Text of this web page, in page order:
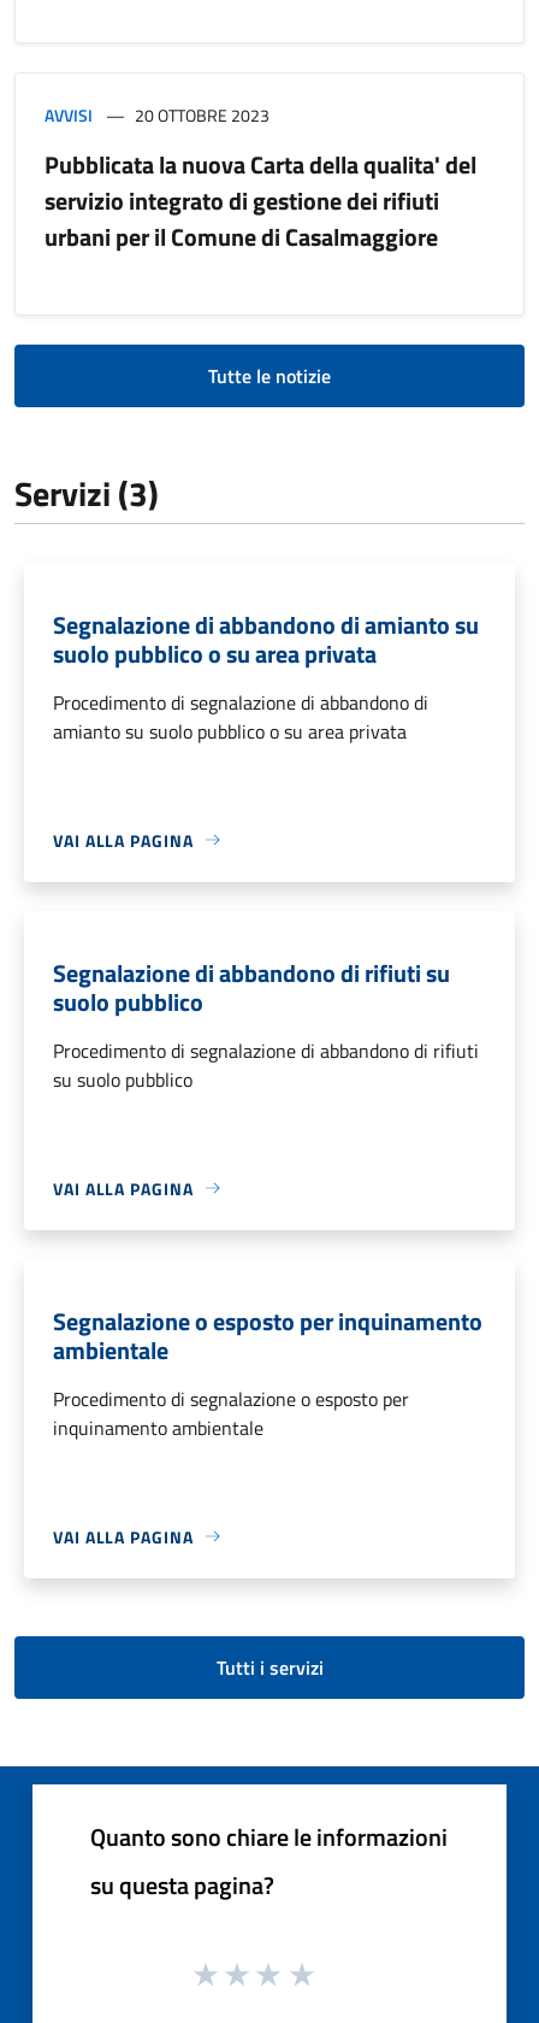
AVVISI 20 OTTOBRE 2023
Pubblicata la nuova Carta della qualita' del
servizio integrato di gestione dei rifiuti
urbani per il Comune di Casalmaggiore
Tutte le notizie
Servizi (3)
Segnalazione di abbandono di amianto su
suolo pubblico o su area privata
Procedimento di segnalazione di abbandono di
amianto su suolo pubblico o su area privata
VAI ALLA PAGINA
Segnalazione di abbandono di rifiuti su
suolo pubblico
Procedimento di segnalazione di abbandono di rifiuti
su suolo pubblico
VAI ALLA PAGINA
Segnalazione o esposto per inquinamento
ambientale
Procedimento di segnalazione o esposto per
inquinamento ambientale
VAI ALLA PAGINA
Tutti i servizi
Quanto sono chiare le informazioni
su questa pagina?